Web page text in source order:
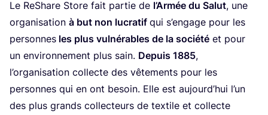
Le ReShare Store fait par­tie de l’Ar­mée du Salut, une
orga­ni­sa­tion à but non lucra­tif qui s’en­gage pour les
per­sonnes les plus vul­né­rables de la socié­té et pour
un envi­ron­ne­ment plus sain. Depuis 1885,
l’or­ga­ni­sa­tion col­lecte des vête­ments pour les
per­sonnes qui en ont besoin. Elle est aujourd’­hui l’un
des plus grands col­lec­teurs de tex­tile et col­lecte